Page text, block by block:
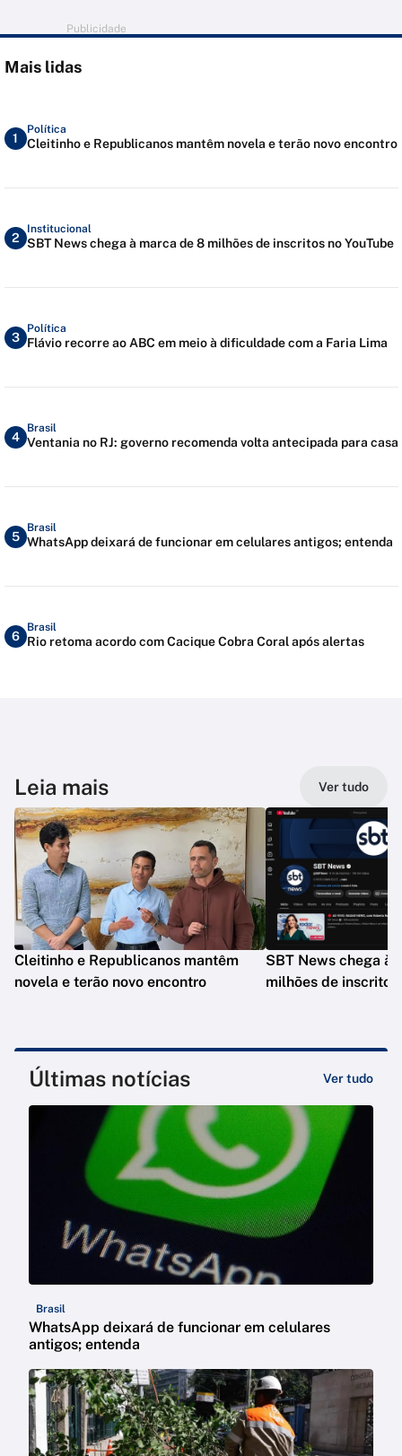
Publicidade
Mais lidas
1
Política
Cleitinho e Republicanos mantêm novela e terão novo encontro
2
Institucional
SBT News chega à marca de 8 milhões de inscritos no YouTube
3
Política
Flávio recorre ao ABC em meio à dificuldade com a Faria Lima
4
Brasil
Ventania no RJ: governo recomenda volta antecipada para casa
5
Brasil
WhatsApp deixará de funcionar em celulares antigos; entenda
6
Brasil
Rio retoma acordo com Cacique Cobra Coral após alertas
Leia mais Ver tudo
Cleitinho e Republicanos mantêm
novela e terão novo encontro
SBT News chega à
milhões de inscritos
Últimas notícias Ver tudo
Brasil
WhatsApp deixará de funcionar em celulares
antigos; entenda